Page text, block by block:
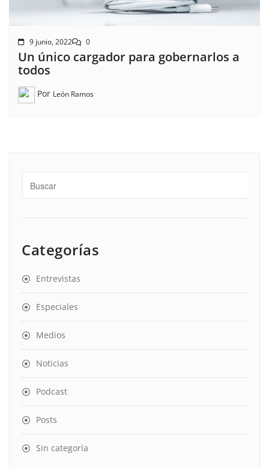
9 junio, 2022 0
Un único cargador para gobernarlos a
todos
Por León Ramos
Categorías
Entrevistas
Especiales
Medios
Noticias
Podcast
Posts
Sin categoría